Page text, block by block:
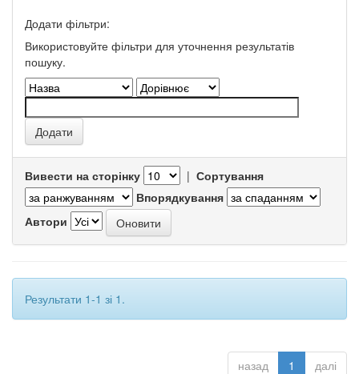
Додати фільтри:
Використовуйте фільтри для уточнення результатів
пошуку.
Вивести на сторінку | Сортування
Впорядкування
Автори
Результати 1-1 зі 1.
назад 1 далі